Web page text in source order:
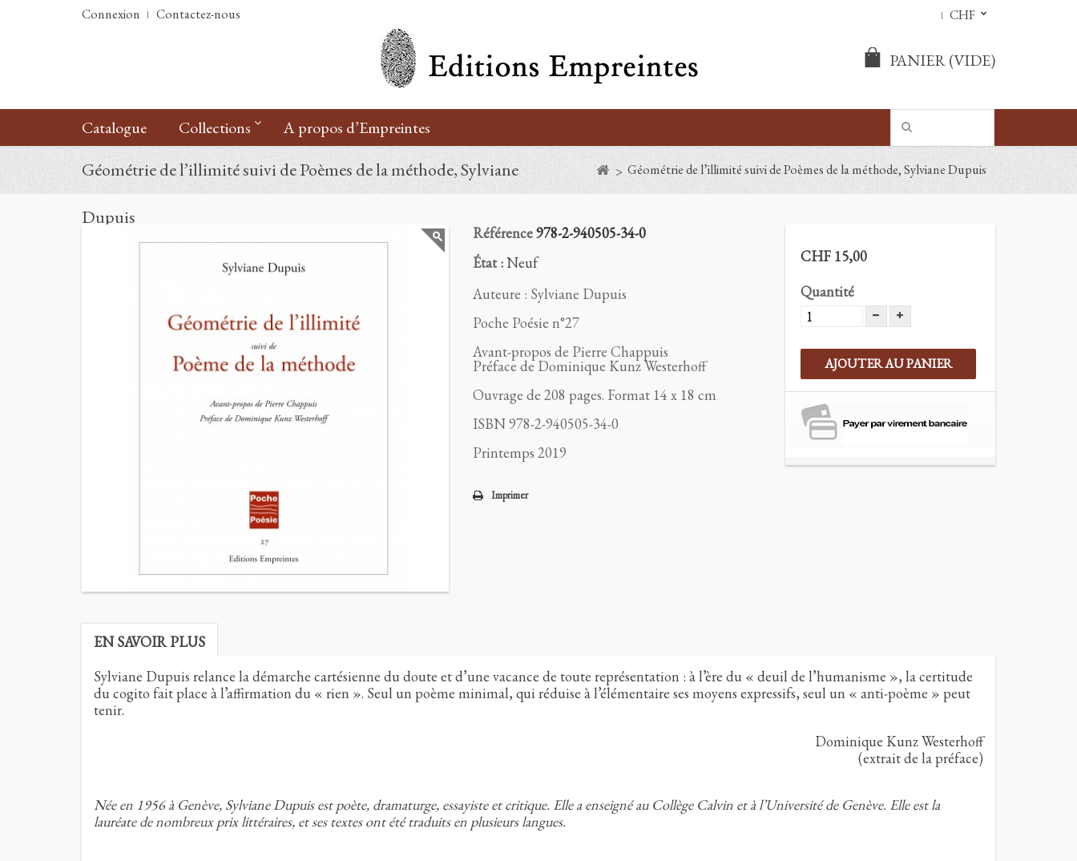
Connexion CHF
Contactez-nous
PANIER(VIDE)
Catalogue Collections A propos d’Empreintes
>Géométrie de l’illimité suivi de Poèmes de la méthode, Sylviane Dupuis
Géométrie de l’illimité suivi de Poèmes de la méthode, Sylviane
Dupuis
Référence978-2-940505-34-0
État :Neuf
Auteure : Sylviane Dupuis
Poche Poésie n°27
Avant-propos de Pierre Chappuis
Préface de Dominique Kunz Westerhoff
Ouvrage de 208 pages. Format 14 x 18 cm
ISBN 978-2-940505-34-0
Printemps 2019
Imprimer
CHF 15,00
Quantité
AJOUTER AU PANIER
EN SAVOIR PLUS
Sylviane Dupuis relance la démarche cartésienne du doute et d’une vacance de toute représentation : à l’ère du « deuil de l’humanisme », la certitude
du cogito fait place à l’affirmation du « rien ». Seul un poème minimal, qui réduise à l’élémentaire ses moyens expressifs, seul un « anti-poème » peut
tenir.
Dominique Kunz Westerhoff
(extrait de la préface)
Née en 1956 à Genève, Sylviane Dupuis est poète, dramaturge, essayiste et critique. Elle a enseigné au Collège Calvin et à l’Université de Genève. Elle est la
lauréate de nombreux prix littéraires, et ses textes ont été traduits en plusieurs langues.